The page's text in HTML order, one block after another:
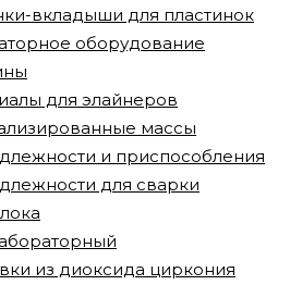
вкладыши для пластинок
оборудование
для элайнеров
массы
и приспособления
для сварки
из диоксида циркония